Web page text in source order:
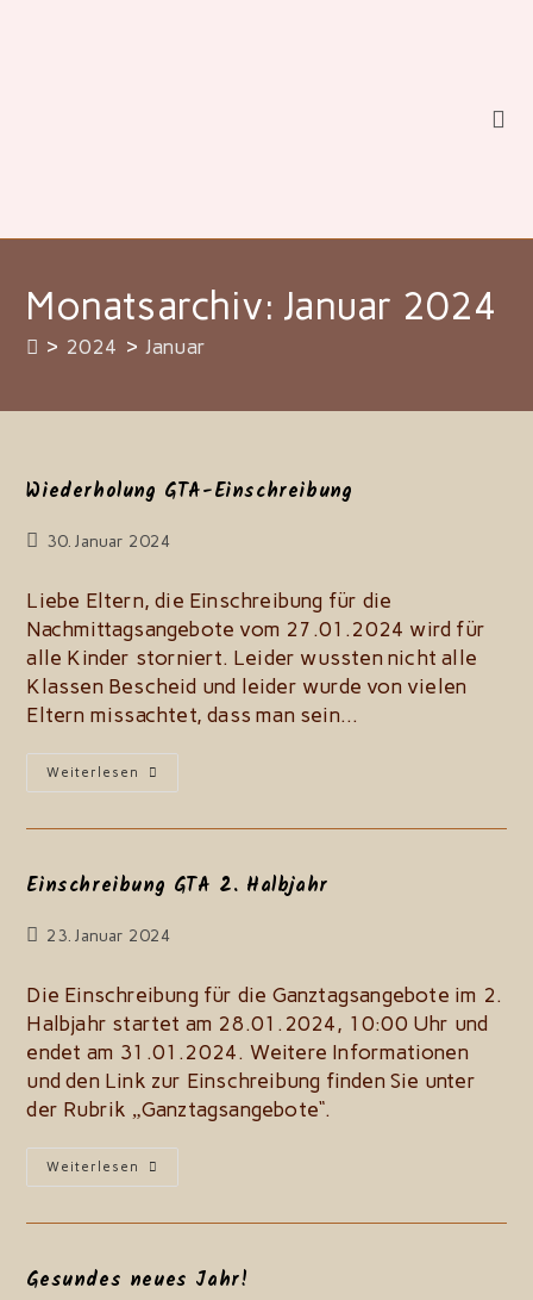
Monatsarchiv: Januar 2024
> 2024 > Januar
Wiederholung GTA-Einschreibung
Beitrag
geändert
30. Januar 2024
Liebe Eltern, die Einschreibung für die
Nachmittagsangebote vom 27.01.2024 wird für
alle Kinder storniert. Leider wussten nicht alle
Klassen Bescheid und leider wurde von vielen
Eltern missachtet, dass man sein…
Weiterlesen
Wiederholung
GTA-
Einschreibung GTA 2. Halbjahr
Beitrag
geändert
23. Januar 2024
Die Einschreibung für die Ganztagsangebote im 2.
Halbjahr startet am 28.01.2024, 10:00 Uhr und
endet am 31.01.2024. Weitere Informationen
und den Link zur Einschreibung finden Sie unter
der Rubrik „Ganztagsangebote“.
Weiterlesen
Einschreibung
GTA
Gesundes neues Jahr!